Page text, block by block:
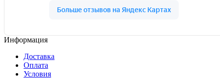
Информация
Доставка
Оплата
Условия